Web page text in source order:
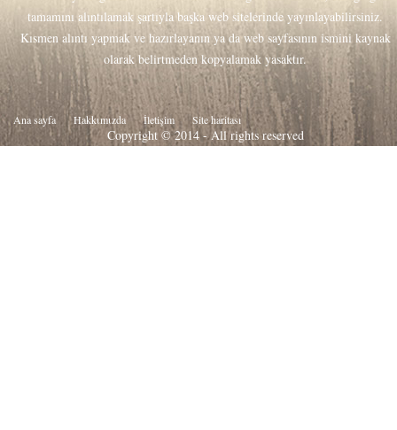
tamamını alıntılamak şartıyla başka web sitelerinde yayınlayabilirsiniz.
Kısmen alıntı yapmak ve hazırlayanın ya da web sayfasının ismini kaynak
olarak belirtmeden kopyalamak yasaktır.
Ana sayfa Hakkιmιzda İletişim Site haritası
Copyright © 2014 - All rights reserved